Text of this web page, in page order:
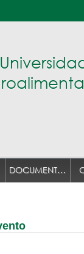
DOCUMENTACIÓN